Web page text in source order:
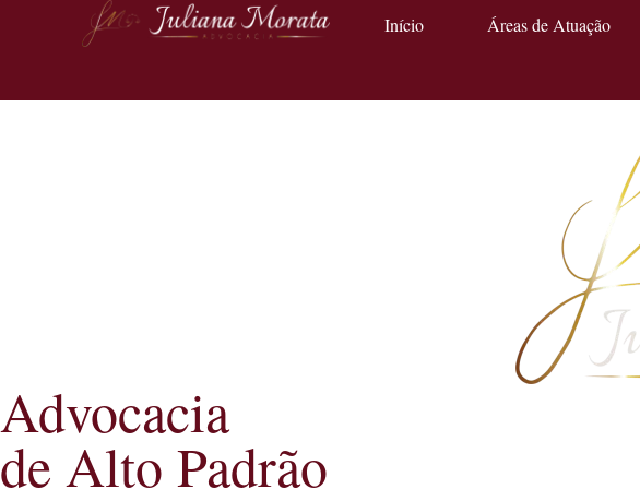
Início Áreas de Atuação
Advocacia
de Alto Padrão